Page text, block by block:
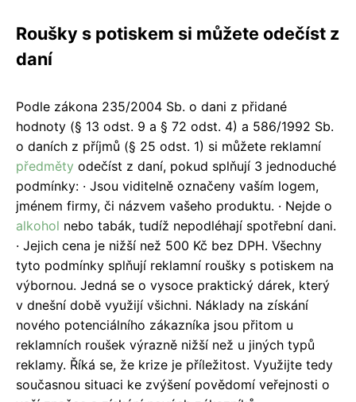
Roušky s potiskem si můžete odečíst z
daní
Podle zákona 235/2004 Sb. o dani z přidané
hodnoty (§ 13 odst. 9 a § 72 odst. 4) a 586/1992 Sb.
o daních z příjmů (§ 25 odst. 1) si můžete reklamní
předměty odečíst z daní, pokud splňují 3 jednoduché
podmínky: · Jsou viditelně označeny vaším logem,
jménem firmy, či názvem vašeho produktu. · Nejde o
alkohol nebo tabák, tudíž nepodléhají spotřební dani.
· Jejich cena je nižší než 500 Kč bez DPH. Všechny
tyto podmínky splňují reklamní roušky s potiskem na
výbornou. Jedná se o vysoce praktický dárek, který
v dnešní době využijí všichni. Náklady na získání
nového potenciálního zákazníka jsou přitom u
reklamních roušek výrazně nižší než u jiných typů
reklamy. Říká se, že krize je příležitost. Využijte tedy
současnou situaci ke zvýšení povědomí veřejnosti o